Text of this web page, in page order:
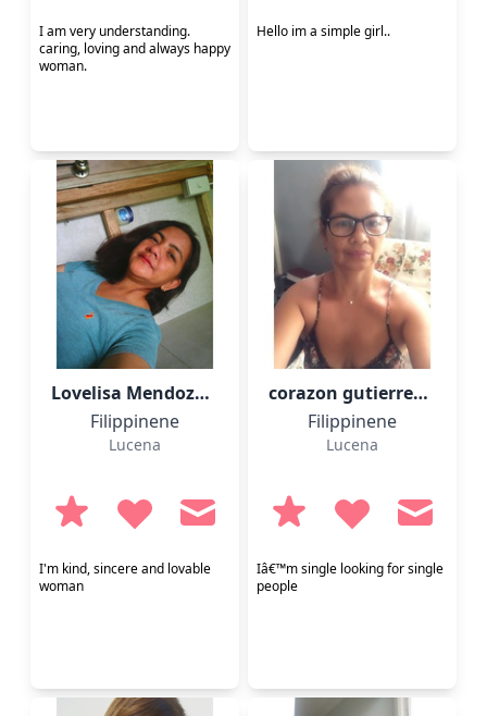
I am very understanding.
caring, loving and always happy
woman.
Hello im a simple girl..
Lovelisa Mendoza Gra,
51
Filippinene
Lucena
I'm kind, sincere and lovable
woman
corazon gutierrez,
Filippinene
Lucena
Iâ€™m single looking for single
people